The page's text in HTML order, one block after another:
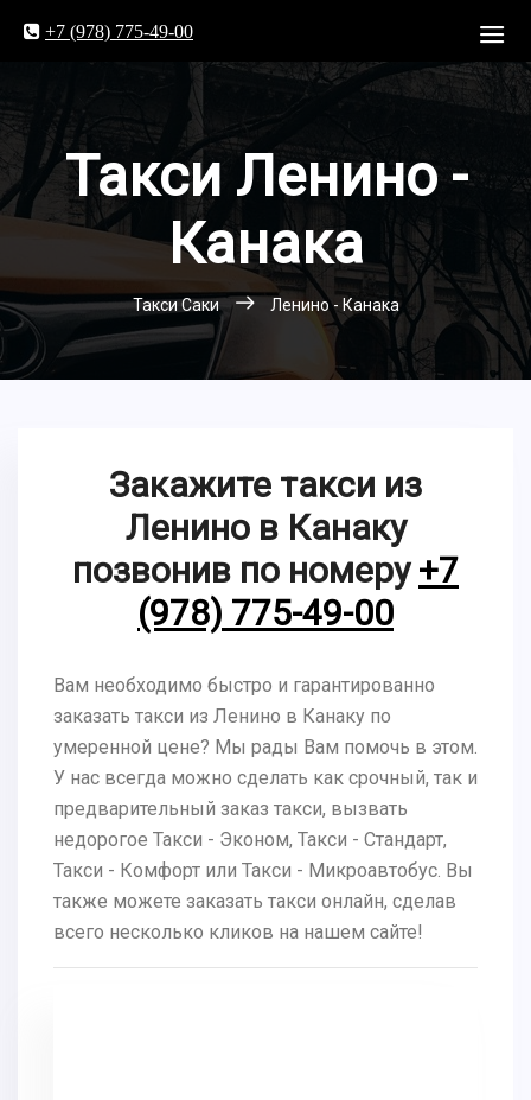
+7 (978) 775-49-00
Такси Ленино -
Канака
Такси Саки Ленино - Канака
Закажите такси из
Ленино в Канаку
позвонив по номеру +7
(978) 775-49-00
Вам необходимо быстро и гарантированно
заказать такси из Ленино в Канаку по
умеренной цене? Мы рады Вам помочь в этом.
У нас всегда можно сделать как срочный, так и
предварительный заказ такси, вызвать
недорогое Такси - Эконом, Такси - Стандарт,
Такси - Комфорт или Такси - Микроавтобус. Вы
также можете заказать такси онлайн, сделав
всего несколько кликов на нашем сайте!